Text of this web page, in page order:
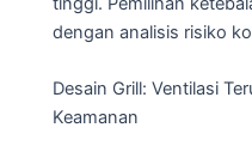
dengan analisis risiko
Desain Grill: Ventilasi
Keamanan